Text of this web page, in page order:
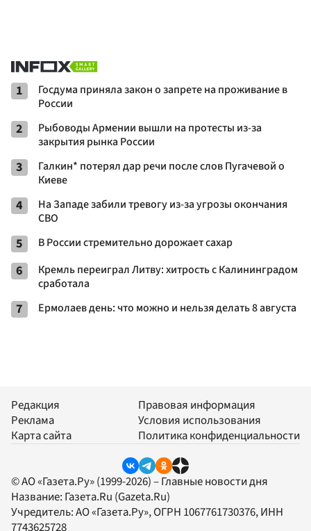
1
Госдума приняла закон о запрете на проживание в
России
2
Рыбоводы Армении вышли на протесты из-за
закрытия рынка России
3
Галкин* потерял дар речи после слов Пугачевой о
Киеве
4
На Западе забили тревогу из-за угрозы окончания
СВО
5 В России стремительно дорожает сахар
6
Кремль переиграл Литву: хитрость с Калининградом
сработала
7 Ермолаев день: что можно и нельзя делать 8 августа
Редакция
Реклама
Карта сайта
Правовая информация
Условия использования
Политика конфиденциальности
© АО «Газета.Ру» (1999-2026) – Главные новости дня
Название: Газета.Ru (Gazeta.Ru)
Учредитель:АО «Газета.Ру», ОГРН 1067761730376, ИНН
7743625728